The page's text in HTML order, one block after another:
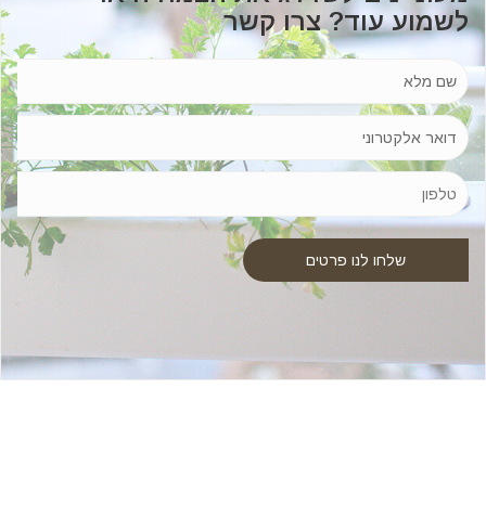
לשמוע עוד? צרו קשר